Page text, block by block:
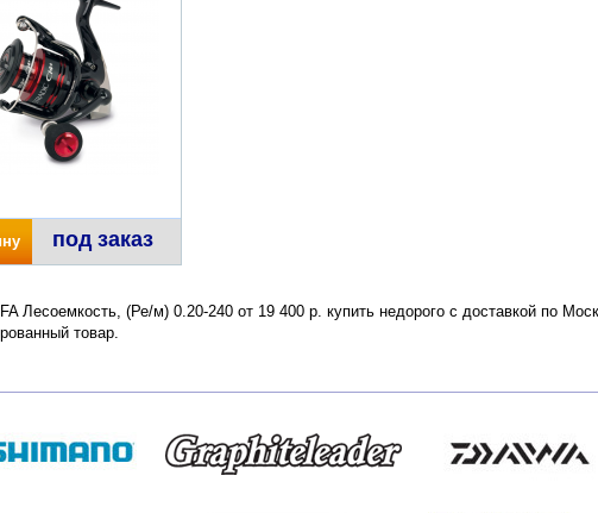
под заказ
Лесоемкость, (Ре/м) 0.20-240 от 19 400 р. купить недорого с доставкой по
товар.